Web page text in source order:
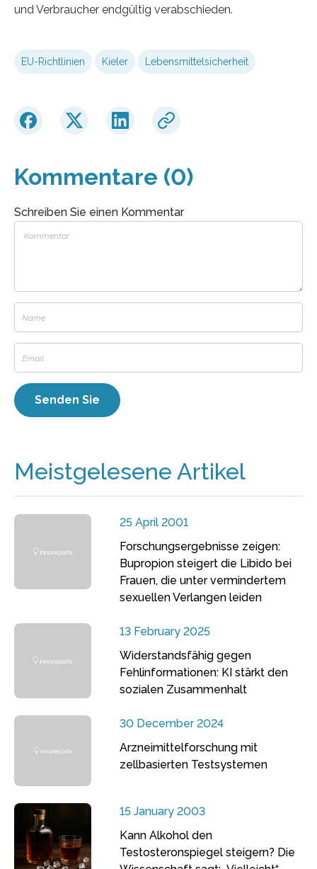
und Verbraucher endgültig verabschieden.
EU-Richtlinien Kieler Lebensmittelsicherheit
Kommentare (0)
Schreiben Sie einen Kommentar
Meistgelesene Artikel
25 April 2001
Forschungsergebnisse zeigen:
Bupropion steigert die Libido bei
Frauen, die unter vermindertem
sexuellen Verlangen leiden
13 February 2025
Widerstandsfähig gegen
Fehlinformationen: KI stärkt den
sozialen Zusammenhalt
30 December 2024
Arzneimittelforschung mit
zellbasierten Testsystemen
15 January 2003
Kann Alkohol den
Testosteronspiegel steigern? Die